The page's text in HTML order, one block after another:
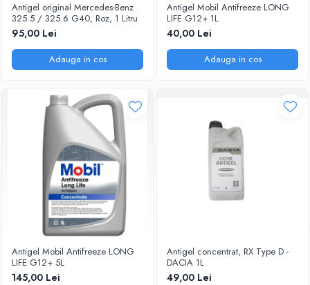
Antigel original Mercedes-Benz
325.5 / 325.6 G40, Roz, 1 Litru
95,00 Lei
Adauga in cos
Antigel Mobil Antifreeze LONG
LIFE G12+ 1L
40,00 Lei
Adauga in cos
Antigel Mobil Antifreeze LONG
LIFE G12+ 5L
145,00 Lei
Antigel concentrat, RX Type D -
DACIA 1L
49,00 Lei